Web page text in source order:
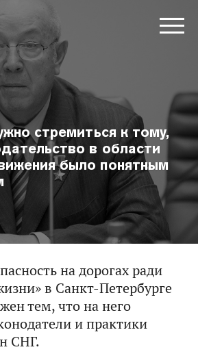
стремиться к тому,
в области
было понятным
на дорогах ради
в Санкт-Петербурге
тем, что на него
и практики
СНГ.